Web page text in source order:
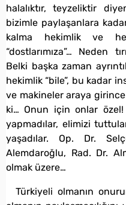
halalıktır, teyzeliktir
bizimle paylaşanlara
kalma hekimlik ve
“dostlarımıza”… Neden
Belki başka zaman
hekimlik “bile”, bu kadar
ve makineler araya
ki… Onun için onlar özel!
yapmadılar, elimizi
yaşadılar. Op. Dr.
Alemdaroğlu, Rad. Dr.
olmak üzere…
Türkiyeli olmanın